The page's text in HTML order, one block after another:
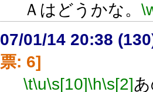
Ａはどうかな。
07/01/14 20:38
票: 6]
\t\u\s[10]\h\s[2]